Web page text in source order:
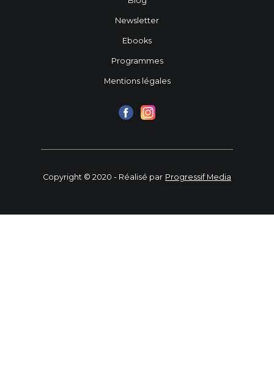
Newsletter
Ebooks
Programmes
Mentions légales
Copyright © 2020 - Réalisé par Progressif Media